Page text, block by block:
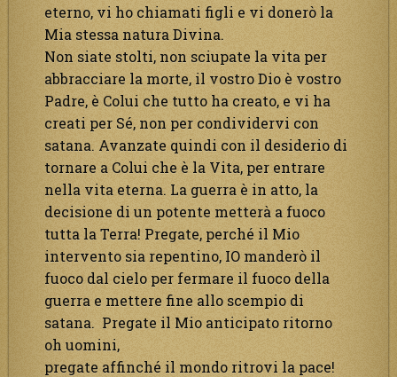
eterno, vi ho chiamati figli e vi donerò la
Mia stessa natura Divina.
Non siate stolti, non sciupate la vita per
abbracciare la morte, il vostro Dio è vostro
Padre, è Colui che tutto ha creato, e vi ha
creati per Sé, non per condividervi con
satana. Avanzate quindi con il desiderio di
tornare a Colui che è la Vita, per entrare
nella vita eterna. La guerra è in atto, la
decisione di un potente metterà a fuoco
tutta la Terra! Pregate, perché il Mio
intervento sia repentino, IO manderò il
fuoco dal cielo per fermare il fuoco della
guerra e mettere fine allo scempio di
satana. Pregate il Mio anticipato ritorno
oh uomini,
pregate affinché il mondo ritrovi la pace!